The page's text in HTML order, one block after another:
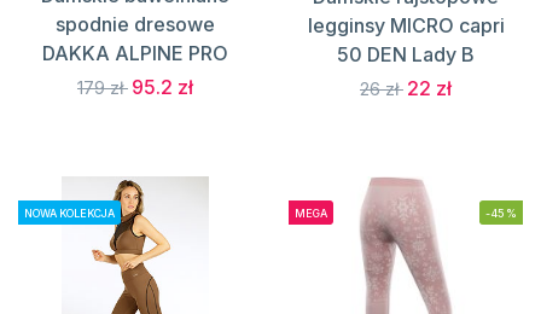
spodnie dresowe
DAKKA ALPINE PRO
179 zł 95.2 zł
legginsy MICRO capri
50 DEN Lady B
26 zł 22 zł
NOWA KOLEKCJA MEGA -45%